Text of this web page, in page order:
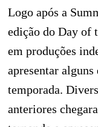
Logo após a
edição do Day of
em produções
apresentar
temporada.
anteriores